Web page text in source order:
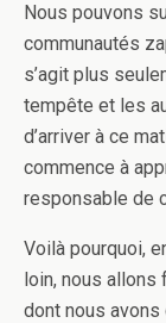
Nous pouvons
communautés
s’agit plus
tempête et les
d’arriver à ce
commence à
responsable de
Voilà pourquoi,
loin, nous allons
dont nous